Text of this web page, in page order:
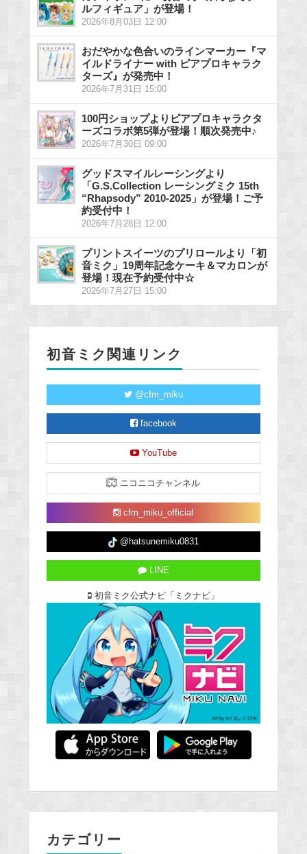
ルフィギュア」が登場！
2026年8月03日 12:00
おだやかな色合いのラインマーカー『マ
イルドライナー with ピアプロキャラク
ターズ』が発売中！
2026年7月31日 15:00
100円ショップよりピアプロキャラクタ
ーズコラボ第5弾が登場！順次発売中♪
2026年7月30日 09:00
グッドスマイルレーシングより
「G.S.Collection レーシングミク 15th
“Rhapsody” 2010-2025」が登場！ご予
約受付中！
2026年7月28日 12:00
プリントスイーツのプリロールより「初
音ミク」19周年記念ケーキ＆マカロンが
登場！現在予約受付中☆
2026年7月27日 15:00
初音ミク関連リンク
@cfm_miku
facebook
YouTube
ニコニコチャンネル
cfm_miku_official
@hatsunemiku0831
LINE
初音ミク公式ナビ「ミクナビ」
カテゴリー